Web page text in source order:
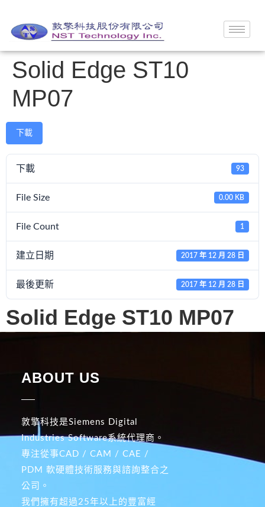
Solid Edge ST10
MP07
下載
下載 93
File Size 0.00 KB
File Count 1
建立日期 2017 年 12 月 28 日
最後更新 2017 年 12 月 28 日
Solid Edge ST10 MP07
ABOUT US
敦擎科技是Siemens Digital
Industries Software系統代理商。
專注從事CAD / CAM / CAE /
PDM 軟硬體技術服務與諮詢整合之
公司。
我們擁有超過25年以上的豐富經